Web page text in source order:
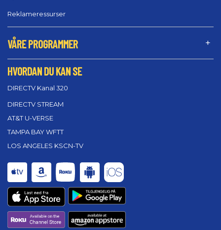
Reklameressurser
VÅRE PROGRAMMER
HVORDAN DU KAN SE
DIRECTV Kanal 320
DIRECTV STREAM
AT&T U-VERSE
TAMPA BAY WFTT
LOS ANGELES KSCN-TV